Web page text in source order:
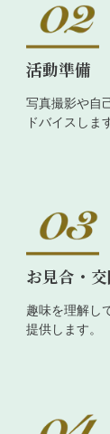
活動準備
写真撮影や自
ドバイスしま
お見合・
趣味を理解し
提供します。